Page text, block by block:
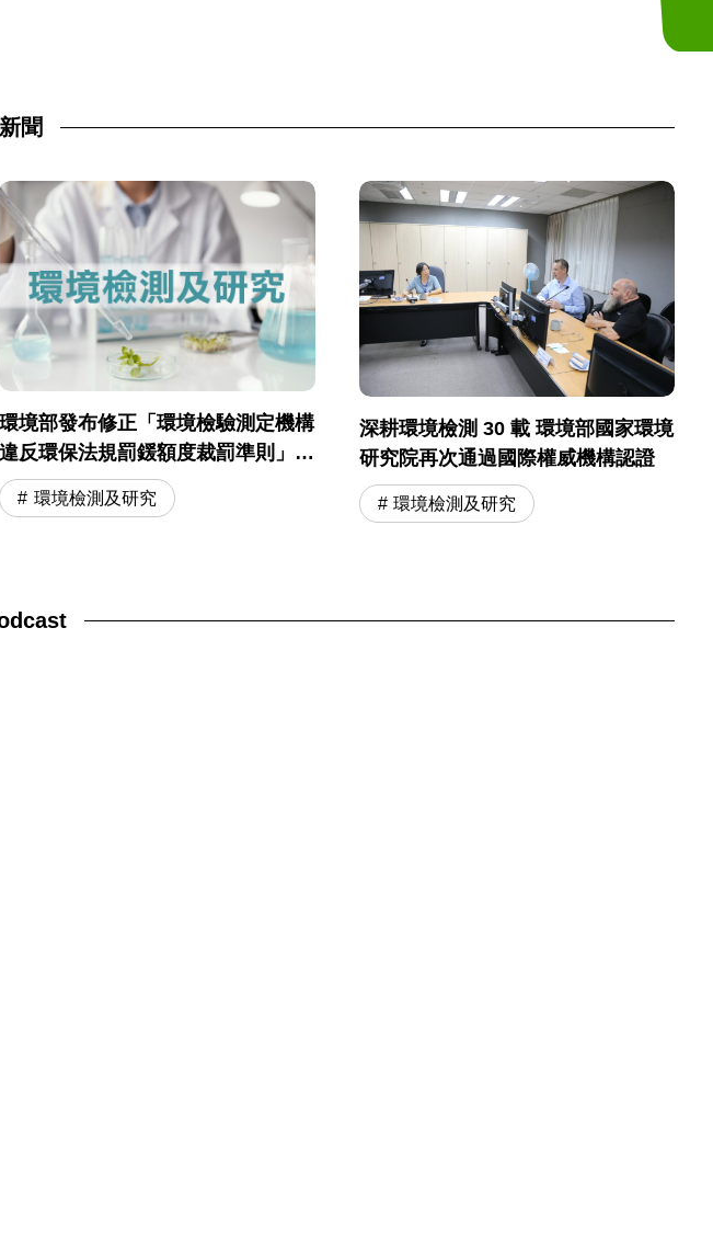
聞
環境部發布修正「環境檢驗測定機構
違反環保法規罰鍰額度裁罰準則」及
「環境檢驗測定機構違反環保法規罰
鍰額度裁罰基準」
環境檢測及研究
深耕環境檢測 30 載 環境部國家環境
研究院再次通過國際權威機構認證
環境檢測及研究